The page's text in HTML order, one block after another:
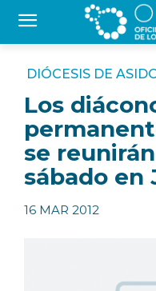
DIÓCESIS DE
Los
se
sábado en
16 MAR 2012